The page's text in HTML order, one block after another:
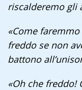
riscalderemo gli
«Come
freddo se non
battono
«Oh che freddo!